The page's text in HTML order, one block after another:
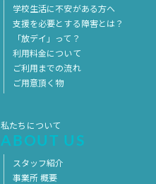
学校生活に不安がある方へ
支援を必要とする障害とは？
「放デイ」って？
利用料金について
ご利用までの流れ
ご用意頂く物
私たちについて
ABOUT US
スタッフ紹介
事業所 概要